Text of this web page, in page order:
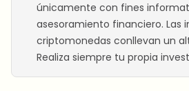
únicamente con fines
asesoramiento financiero. Las
criptomonedas conllevan un
Realiza siempre tu propia